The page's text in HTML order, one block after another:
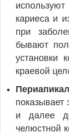
кариеса и
при
бывают
установки
краевой
показывает
и далее
челюстной